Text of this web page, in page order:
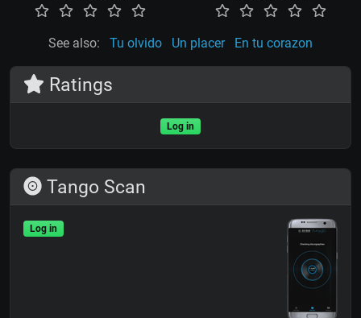
See also: Tu olvido Un placer En tu corazon
Ratings
Log in
Tango Scan
Log in